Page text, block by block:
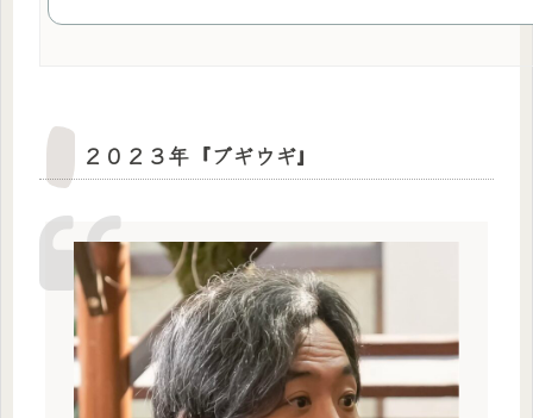
２０２３年『ブギウギ』